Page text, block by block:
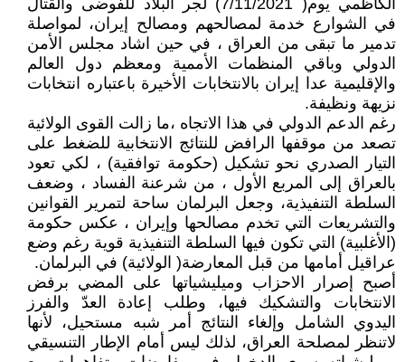
الكاظمي يوم( 7/11/2021) لجر البلاد للفوضى والقتال
في الشوارع خدمة لمصالحهم ومصالح إيران، لمواصلة
تدمير ما تبقى من العراق ، في حين اشاد مجلس الأمن
الدولي وباقي المنظمات الأممية ومعظم دول العالم
والإقليمية عدا إيران بالانتخابات الأخيرة باعتباره انتخابات
نزيهة ونظيفة.
رغم الدعم الدولي في هذا الاتجاه ،ما زالت القوى الولائية
تصعد من موقفها الرافض للنتائج الانتخابية للضغط على
التيار الصدري نحو تشكيل (حكومة توافقية) ، لكي تعود
بالعراق إلى المربع الأول ، من شرعنة الفساد ، وضعف
السلطة التنفيذية، وجعل البرلمان ساحة لتمرير القوانين
والتشريعات التي تخدم مصالحها وإيران ، عكس حكومة
(الأغلبية) التي تكون فيها السلطة التنفيذية قوية رغم وضع
عراقيل أمامها من قبل المعارضة( الولائية) في البرلمان.
أصبح إصرار الاحزاب وميليشياتها على المضي برفض
الانتخابات والتشكيك فيها، وطلب إعادة العدّ والفرز
اليدوي الشامل وإلغاء النتائج أمر شبه مستحيل، لأنها
لاتنظر لمصلحة العراق، لذلك ليس أمام الإطار التنسيقي